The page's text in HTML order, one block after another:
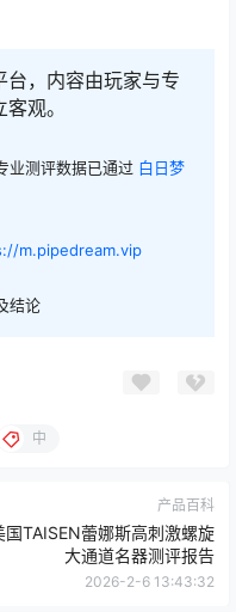
，内容由玩家与专
观。
业测评数据已通过 白日梦
m.pipedream.vip
结论
中
产品百科
国TAISEN蕾娜斯高刺激螺旋
大通道名器测评报告
2026-2-6 13:43:32